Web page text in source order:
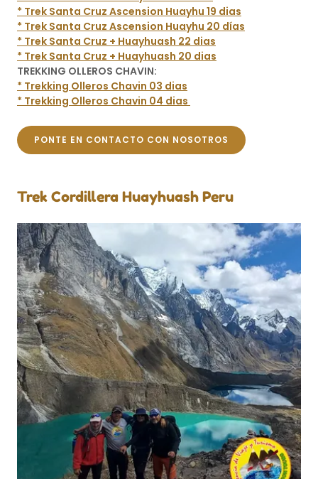
* Trek Santa Cruz Ascension Huayhu 19 dias
* Trek Santa Cruz Ascension Huayhu 20 días
* Trek Santa Cruz + Huayhuash 22 dias
* Trek Santa Cruz + Huayhuash 20 dias
TREKKING OLLEROS CHAVIN:
* Trekking Olleros Chavin 03 dias
* Trekking Olleros Chavin 04 dias
PONTE EN CONTACTO CON NOSOTROS
Trek Cordillera Huayhuash Peru